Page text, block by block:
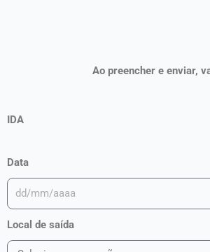
Ao preencher e enviar,
IDA
Data
Local de saída